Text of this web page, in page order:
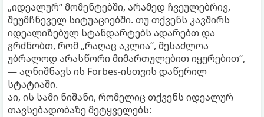
„იდეალურ“ მომენტებში, არამედ ჩვეულებრივ,
შეუმჩნეველ სიტუაციებში. თუ თქვენს კავშირს
იდეალიზებულ სტანდარტებს ადარებთ და
გრძნობთ, რომ „რაღაც აკლია“, შესაძლოა
უბრალოდ არასწორი მიმართულებით იყურებით“,
— აღნიშნავს ის Forbes-ისთვის დაწერილ
სტატიაში.
აი, ის სამი ნიშანი, რომელიც თქვენს იდეალურ
თავსებადობაზე მეტყველებს: